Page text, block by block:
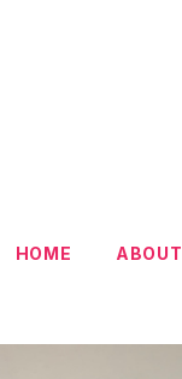
HOME ABOUT